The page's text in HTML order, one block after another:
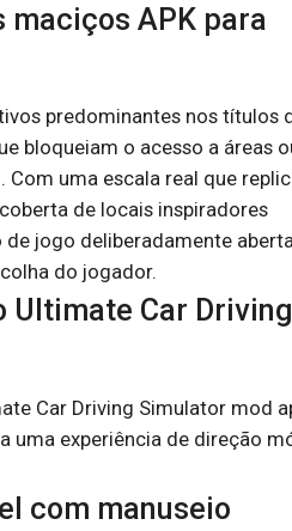
maciços APK para
predominantes nos títulos
bloqueiam o acesso a áreas
uma escala real que
de locais inspiradores
de jogo deliberadamente
do jogador.
Ultimate Car Driving
Car Driving Simulator mod
uma experiência de direção
com manuseio